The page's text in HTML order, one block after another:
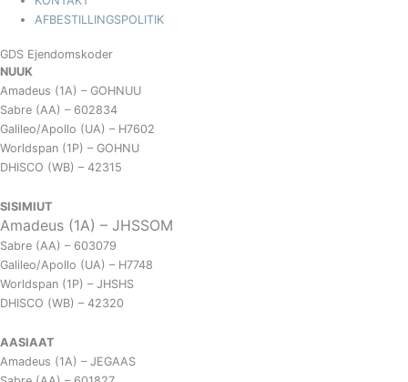
AFBESTILLINGSPOLITIK
GDS Ejendomskoder
NUUK
Amadeus (1A) – GOHNUU
Sabre (AA) – 602834
Galileo/Apollo (UA) – H7602
Worldspan (1P) – GOHNU
DHISCO (WB) – 42315
SISIMIUT
Amadeus (1A) – JHSSOM
Sabre (AA) – 603079
Galileo/Apollo (UA) – H7748
Worldspan (1P) – JHSHS
DHISCO (WB) – 42320
AASIAAT
Amadeus (1A) – JEGAAS